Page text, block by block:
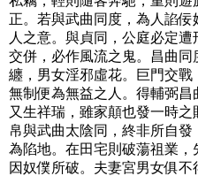
正。若與武曲同度，為人諂
人之意。與貞同，公庭必定
交併，必作風流之鬼。昌曲
纏，男女淫邪虛花。巨門交戰
無制便為無益之人。得輔弼
又生祥瑞，雖家顛也發一時
帛與武曲太陰同，終非所自
為陷地。在田宅則破蕩祖業
因奴僕所破。夫妻宮男女俱不